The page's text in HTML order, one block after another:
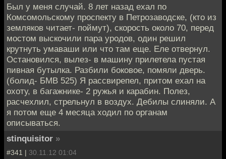
Был у меня случай. 8 лет назад ехал по
Комсомольскому проспекту в Петрозаводске, (кто из
земляков читает- поймут), скорость около 70, перед
мостом выскочили пара уродов, один решил
крутнуть умаваши или что там еще. Еле отвернул.
Остановился, вылез- в машину прилетела пустая
пивная бутылка. Разбили боковое, помяли дверь.
(болид- БМВ 525) Я рассвирепел, притом ехал на
охоту, в багажнике- 2 ружья и карабин. Полез,
расчехлил, стрельнул в воздух. Дебилы слиняли. А
я потом еще 4 месяца ходил по органам
описываться.
stinquisitor »
#341 | 30.11.12 01:04